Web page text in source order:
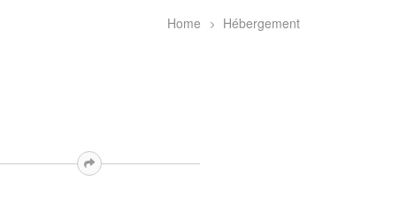
Home Hébergement